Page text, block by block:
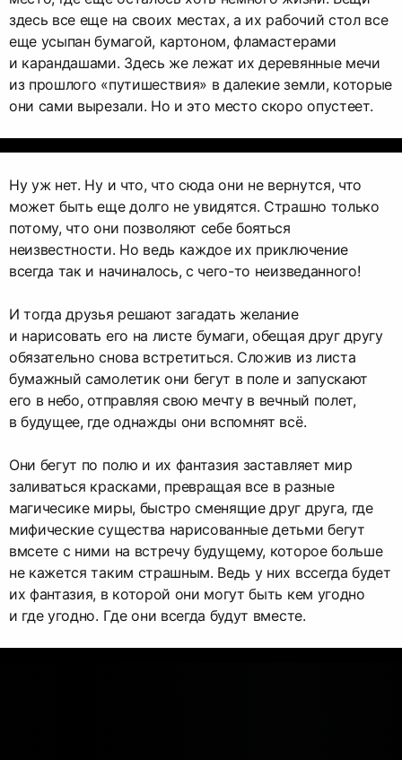
здесь все еще на своих местах, а их рабочий стол все
еще усыпан бумагой, картоном, фламастерами
и карандашами. Здесь же лежат их деревянные мечи
из прошлого «путишествия» в далекие земли, которые
они сами вырезали. Но и это место скоро опустеет.
Ну уж нет. Ну и что, что сюда они не вернутся, что
может быть еще долго не увидятся. Страшно только
потому, что они позволяют себе бояться
неизвестности. Но ведь каждое их приключение
всегда так и начиналось, с чего-то неизведанного!
И тогда друзья решают загадать желание
и нарисовать его на листе бумаги, обещая друг другу
обязательно снова встретиться. Сложив из листа
бумажный самолетик они бегут в поле и запускают
его в небо, отправляя свою мечту в вечный полет,
в будущее, где однажды они вспомнят всё.
Они бегут по полю и их фантазия заставляет мир
заливаться красками, превращая все в разные
магичесике миры, быстро сменящие друг друга, где
мифические существа нарисованные детьми бегут
вмсете с ними на встречу будущему, которое больше
не кажется таким страшным. Ведь у них вссегда будет
их фантазия, в которой они могут быть кем угодно
и где угодно. Где они всегда будут вместе.